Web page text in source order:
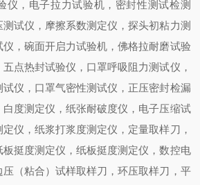
仪，电子拉力试验机，密封性测试检测
测试仪，摩擦系数测定仪，探头初粘力测
，碗面开启力试验机，佛格拉耐磨试验
点热封试验仪，口罩呼吸阻力测试仪，
仪，口罩气密性测试仪，正压密封检漏
白度测定仪，纸张耐破度仪，电子压缩试
仪，纸浆打浆度测定仪，定量取样刀，
板挺度测定仪，纸板挺度测定仪，数控电
（粘合）试样取样刀，环压取样刀，平